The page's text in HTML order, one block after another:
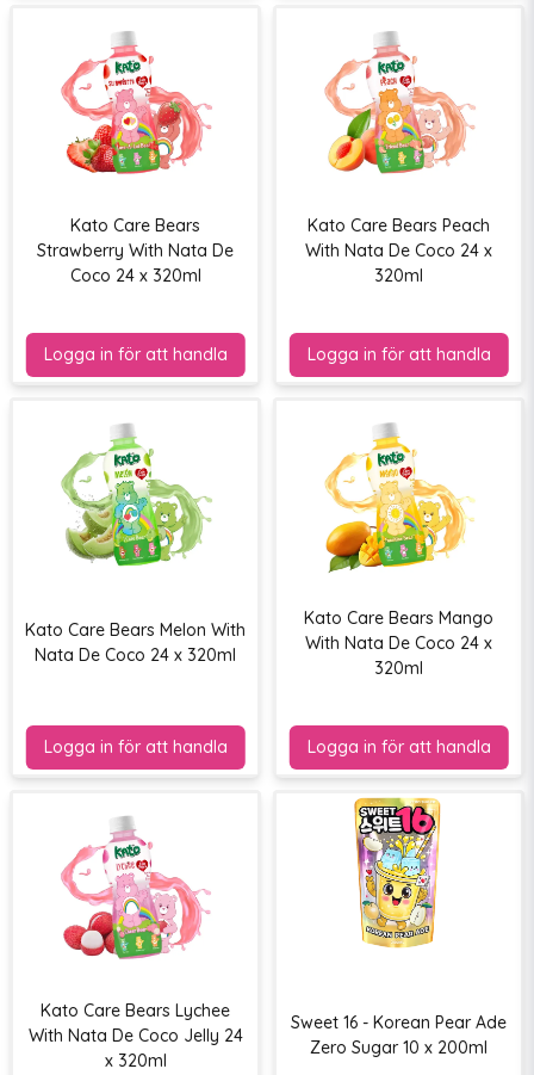
Kato Care Bears
Strawberry With Nata De
Coco 24 x 320ml
Kato Care Bears Peach
With Nata De Coco 24 x
320ml
Kato Care Bears Melon With
Nata De Coco 24 x 320ml
Kato Care Bears Mango
With Nata De Coco 24 x
320ml
Kato Care Bears Lychee
With Nata De Coco Jelly 24
x 320ml
Sweet 16 - Korean Pear Ade
Zero Sugar 10 x 200ml